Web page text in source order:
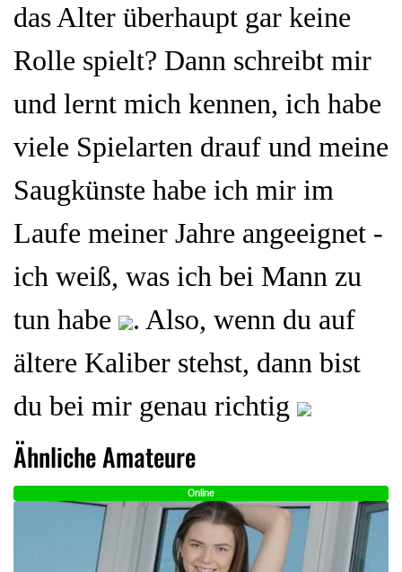
das Alter überhaupt gar keine
Rolle spielt? Dann schreibt mir
und lernt mich kennen, ich habe
viele Spielarten drauf und meine
Saugkünste habe ich mir im
Laufe meiner Jahre angeeignet -
ich weiß, was ich bei Mann zu
tun habe
. Also, wenn du auf
ältere Kaliber stehst, dann bist
du bei mir genau richtig
Ähnliche Amateure
Online